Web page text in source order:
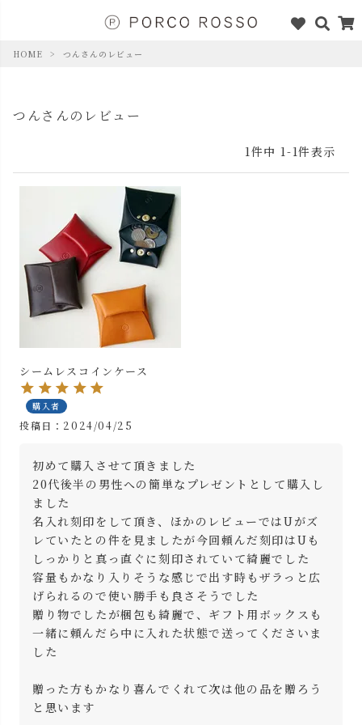
HOME つんさんのレビュー
つんさんのレビュー
1件中 1-1件表示
シームレスコインケース
購入者
投稿日 2024/04/25
初めて購入させて頂きました
20代後半の男性への簡単なプレゼントとして購入し
ました
名入れ刻印をして頂き、ほかのレビューではUがズ
レていたとの件を見ましたが今回頼んだ刻印はUも
しっかりと真っ直ぐに刻印されていて綺麗でした
容量もかなり入りそうな感じで出す時もザラっと広
げられるので使い勝手も良さそうでした
贈り物でしたが梱包も綺麗で、ギフト用ボックスも
一緒に頼んだら中に入れた状態で送ってくださいま
した
贈った方もかなり喜んでくれて次は他の品を贈ろう
と思います